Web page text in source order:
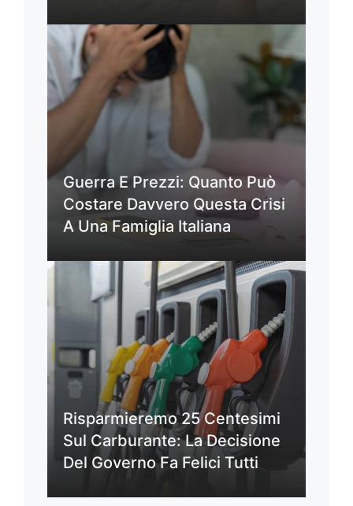
Guerra E Prezzi: Quanto Può
Costare Davvero Questa Crisi
A Una Famiglia Italiana
Risparmieremo 25 Centesimi
Sul Carburante: La Decisione
Del Governo Fa Felici Tutti